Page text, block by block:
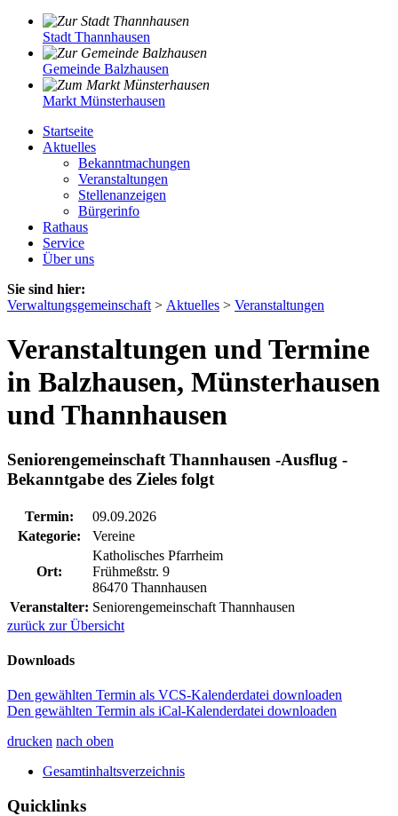
Stadt Thannhausen
Gemeinde Balzhausen
Markt Münsterhausen
Startseite
Aktuelles
Bekanntmachungen
Veranstaltungen
Stellenanzeigen
Bürgerinfo
Rathaus
Service
Über uns
Sie sind hier:
Verwaltungsgemeinschaft > Aktuelles > Veranstaltungen
Veranstaltungen und Termine
in Balzhausen, Münsterhausen
und Thannhausen
Seniorengemeinschaft Thannhausen -Ausflug -
Bekanntgabe des Zieles folgt
Termin:
09.09.2026
Kategorie:
Vereine
Ort:
Katholisches Pfarrheim
Frühmeßstr. 9
86470 Thannhausen
Veranstalter: Seniorengemeinschaft Thannhausen
zurück zur Übersicht
Downloads
Den gewählten Termin als VCS-Kalenderdatei downloaden
Den gewählten Termin als iCal-Kalenderdatei downloaden
drucken nach oben
Gesamtinhaltsverzeichnis
Quicklinks